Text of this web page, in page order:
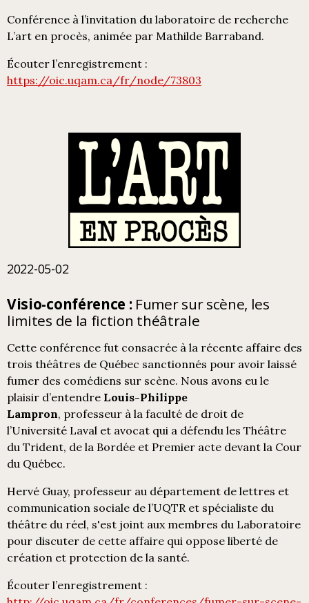
Conférence à l’invitation du laboratoire de recherche
L’art en procès, animée par Mathilde Barraband.
Écouter l’enregistrement :
https://oic.uqam.ca/fr/node/73803
2022-05-02
Visio-conférence : Fumer sur scène, les
limites de la fiction théâtrale
Cette conférence fut consacrée à la récente affaire des
trois théâtres de Québec sanctionnés pour avoir laissé
fumer des comédiens sur scène. Nous avons eu le
plaisir d’entendre Louis-Philippe
Lampron, professeur à la faculté de droit de
l’Université Laval et avocat qui a défendu les Théâtre
du Trident, de la Bordée et Premier acte devant la Cour
du Québec.
Hervé Guay, professeur au département de lettres et
communication sociale de l’UQTR et spécialiste du
théâtre du réel, s'est joint aux membres du Laboratoire
pour discuter de cette affaire qui oppose liberté de
création et protection de la santé.
Écouter l’enregistrement :